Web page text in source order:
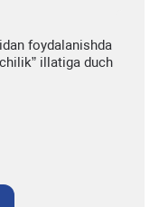
foydalanishda
illatiga duch